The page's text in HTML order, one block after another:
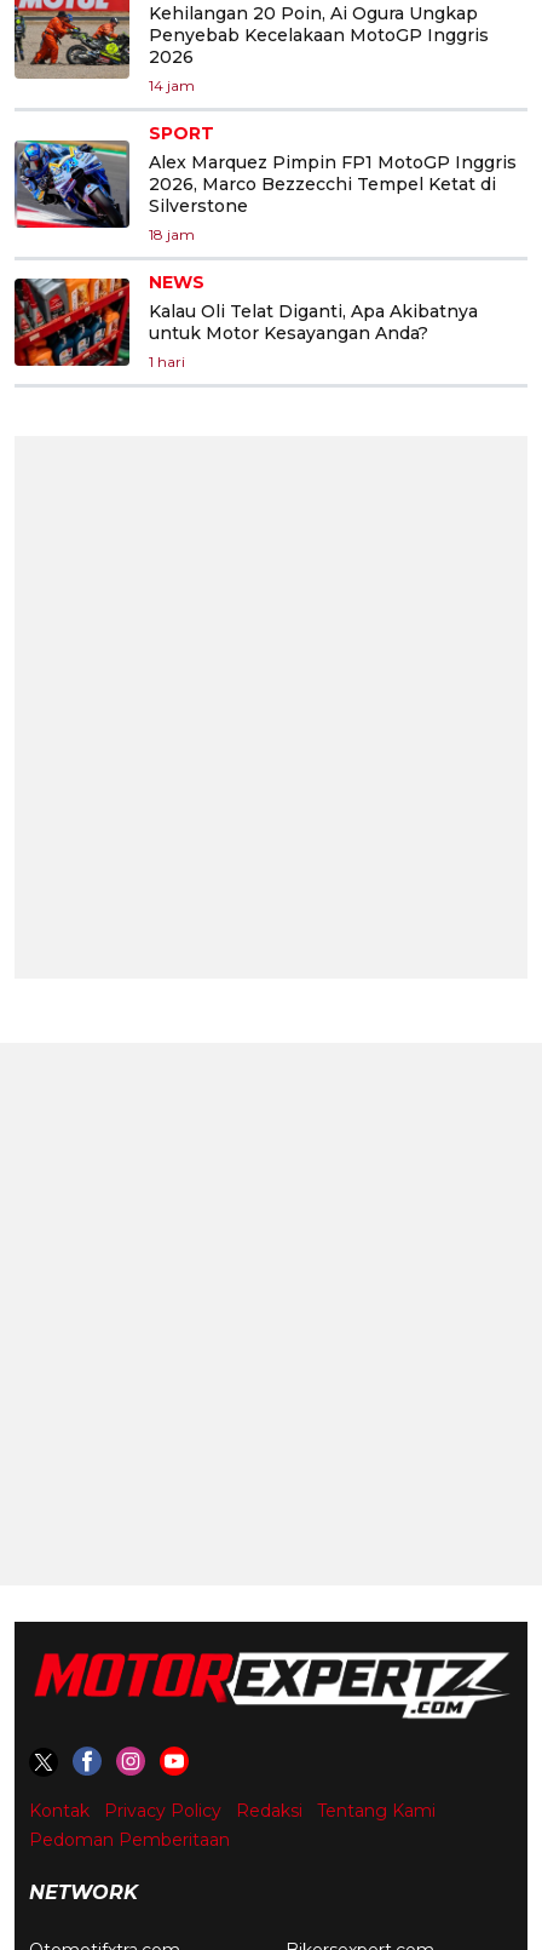
Kehilangan 20 Poin, Ai Ogura Ungkap
Penyebab Kecelakaan MotoGP Inggris
2026
14 jam
SPORT
Alex Marquez Pimpin FP1 MotoGP Inggris
2026, Marco Bezzecchi Tempel Ketat di
Silverstone
18 jam
NEWS
Kalau Oli Telat Diganti, Apa Akibatnya
untuk Motor Kesayangan Anda?
1 hari
Kontak Privacy Policy Redaksi
Tentang Kami
Pedoman Pemberitaan
NETWORK